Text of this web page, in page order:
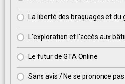
La liberté des braquages et du
L'exploration et l'accès aux
Le futur de GTA Online
Sans avis / Ne se prononce pas